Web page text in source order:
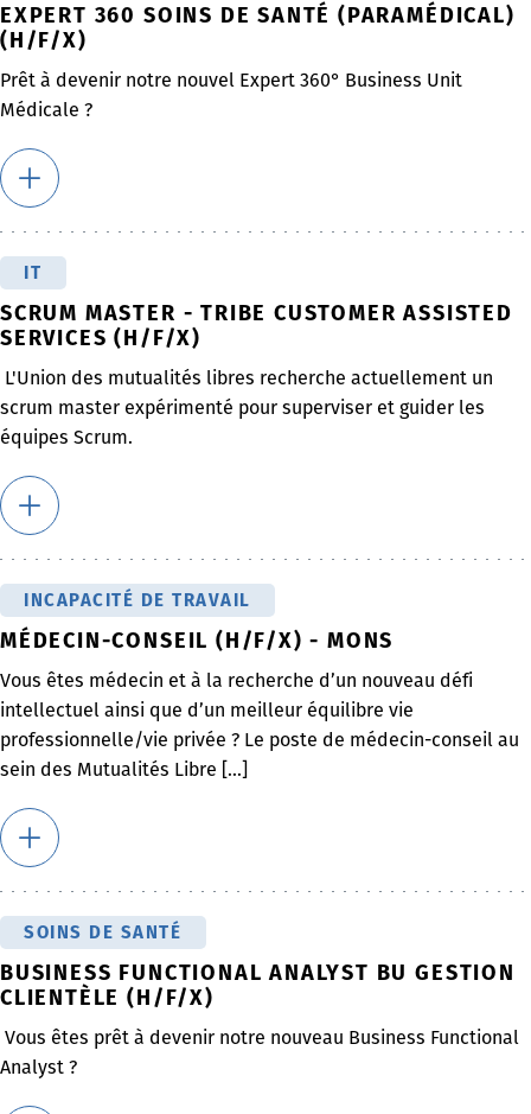
EXPERT 360 SOINS DE SANTÉ (PARAMÉDICAL)
(H/F/X)
Prêt à devenir notre nouvel Expert 360° Business Unit
Médicale ?
IT
SCRUM MASTER - TRIBE CUSTOMER ASSISTED
SERVICES (H/F/X)
L'Union des mutualités libres recherche actuellement un
scrum master expérimenté pour superviser et guider les
équipes Scrum.
INCAPACITÉ DE TRAVAIL
MÉDECIN-CONSEIL (H/F/X) - MONS
Vous êtes médecin et à la recherche d’un nouveau défi
intellectuel ainsi que d’un meilleur équilibre vie
professionnelle/vie privée ? Le poste de médecin-conseil au
sein des Mutualités Libre [...]
SOINS DE SANTÉ
BUSINESS FUNCTIONAL ANALYST BU GESTION
CLIENTÈLE (H/F/X)
Vous êtes prêt à devenir notre nouveau Business Functional
Analyst ?